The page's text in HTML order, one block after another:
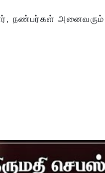
நண்பர்கள் அனைவரும்